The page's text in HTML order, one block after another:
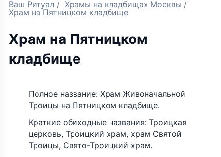
Ваш Ритуал / Храмы на кладбищах Москвы /
Храм на Пятницком кладбище
Храм на Пятницком
кладбище
Полное название: Храм Живоначальной
Троицы на Пятницком кладбище.
Краткие обиходные названия: Троицкая
церковь, Троицкий храм, храм Святой
Троицы, Свято-Троицкий храм.